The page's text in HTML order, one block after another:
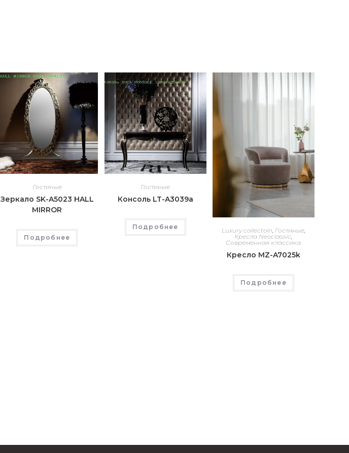
Гостиные
Зеркало SK-A5023 HALL
MIRROR
Подробнее
Гостиные
Консоль LT-A3039a
Подробнее Luxury collectoin, Гостиные,
Кресла Neoclassic,
Современная классика
Кресло MZ-A7025k
Подробнее